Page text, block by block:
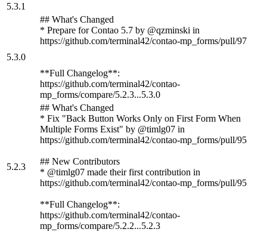
5.3.1
5.3.0
## What's Changed
* Prepare for Contao 5.7 by @qzminski in
https://github.com/terminal42/contao-mp_forms/pull/97
**Full Changelog**:
https://github.com/terminal42/contao-
mp_forms/compare/5.2.3...5.3.0
5.2.3
## What's Changed
* Fix "Back Button Works Only on First Form When
Multiple Forms Exist" by @timlg07 in
https://github.com/terminal42/contao-mp_forms/pull/95
## New Contributors
* @timlg07 made their first contribution in
https://github.com/terminal42/contao-mp_forms/pull/95
**Full Changelog**:
https://github.com/terminal42/contao-
mp_forms/compare/5.2.2...5.2.3